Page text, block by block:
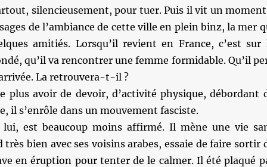
silencieusement, pour tuer. Puis il vit un
de l’ambiance de cette ville en plein binz, la mer
amitiés. Lorsqu’il revient en France, c’est sur
qu’il va rencontrer une femme formidable. Qu’il
La retrouvera-t-il ?
plus avoir de devoir, d’activité physique, débordant
il s’enrôle dans un mouvement fasciste.
est beaucoup moins affirmé. Il mène une vie
bien avec ses voisins arabes, essaie de faire sortir
en éruption pour tenter de le calmer. Il été plaqué